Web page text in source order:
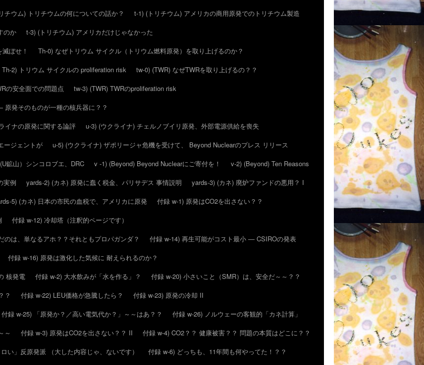
チウム) トリチウムの何についての話か？
t-1) (トリチウム) アメリカの商用原発でのトリチウム製造
のか
t-3) (トリチウム) アメリカだけじゃなかった
ぼせ！
Th-0) なぜトリウム サイクル（トリウム燃料原発）を取り上げるのか？
Th-2) トリウム サイクルの proliferation risk
tw-0) (TWR) なぜTWRを取り上げるの？？
の安全面での問題点
tw-3) (TWR) TWRのproliferation risk
発そのものが一種の核兵器に？？
イナの原発に関する論評
u-3) (ウクライナ) チェルノブイリ原発、外部電源供給を喪失
ージェントが
u-5) (ウクライナ) ザポリージャ危機を受けて、 Beyond Nuclearのプレス リリース
鉱山）シンコロブエ、DRC v -1) (Beyond) Beyond Nuclearにご寄付を！
v-2) (Beyond) Ten Reasons
実例
yards-2) (カネ) 原発に蠢く税金、パリサデス 事情説明
yards-3) (カネ) 廃炉ファンドの悪用？ I
5) (カネ) 日本の市民の血税で、アメリカに原発
付録 w-1) 原発はCO2を出さない？？
付録 w-12) 冷却塔（注釈的ページです）
は、単なるアホ？？それともプロパガンダ？
付録 w-14) 再生可能がコスト最小 ― CSIROの発表
付録 w-16) 原発は激化した気候に 耐えられるのか？
核発電
付録 w-2) 大水飲みが「水を作る」？
付録 w-20) 小さいこと（SMR）は、安全だ～～？？
？
付録 w-22) LEU価格が急騰したら？
付録 w-23) 原発の冷却 II
付録 w-25) 「原発か？／高い電気代か？」～～はあ？？
付録 w-26) ノルウェーの客観的「カネ計算」
～
付録 w-3) 原発はCO2を出さない？？ II
付録 w-4) CO2？？ 健康被害？？ 問題の本質はどこに？？
い」反原発派 （大した内容じゃ、ないです）
付録 w-6) どっちも、11年間も何やってた！？？